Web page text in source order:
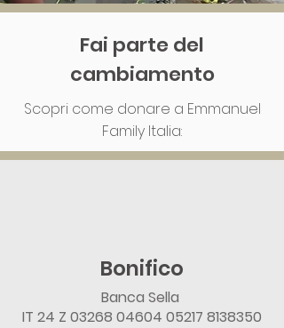
Fai parte del
cambiamento
Scopri come donare a Emmanuel
Family Italia:
Bonifico
Banca Sella
IT 24 Z 03268 04604 05217 8138350